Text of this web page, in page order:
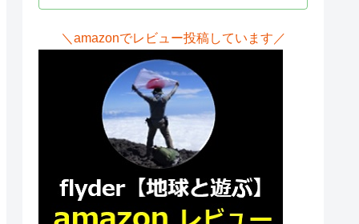
＼amazonでレビュー投稿しています／